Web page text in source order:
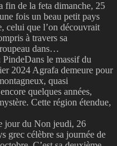
fin de la feta dimanche, 25
fois un beau petit pays
celui que l’on découvrait
à travers sa
dans…
Dans le massif du
2024 Agrafa demeure pour
quasi
quelques années,
Cette région étendue,
jour du Non jeudi, 26
grec célèbre sa journée de